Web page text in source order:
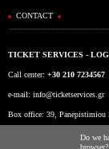
CONTACT
TICKET SERVICES -
Call center: +30 210 7234567
e-mail: info@ticketservices.gr
Box office: 39, Panepistimiou
Working hours: Mon-Fri:Do we